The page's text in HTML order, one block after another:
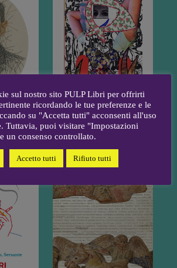
sul nostro sito PULP Libri per offrirti
ricordando le tue preferenze e le
su "Accetta tutti" acconsenti all'uso
Tuttavia, puoi visitare "Impostazioni
un consenso controllato.
Accetto tutti Rifiuto tutti